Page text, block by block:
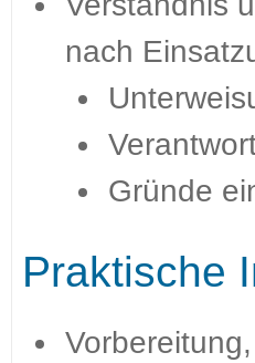
nach
Gründe
Praktische